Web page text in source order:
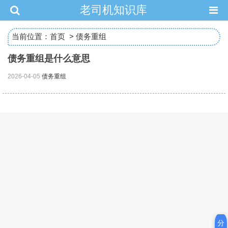
老司机知识库
当前位置： 首页 > 债务重组
债务重组是什么意思
2026-04-05 债务重组
分